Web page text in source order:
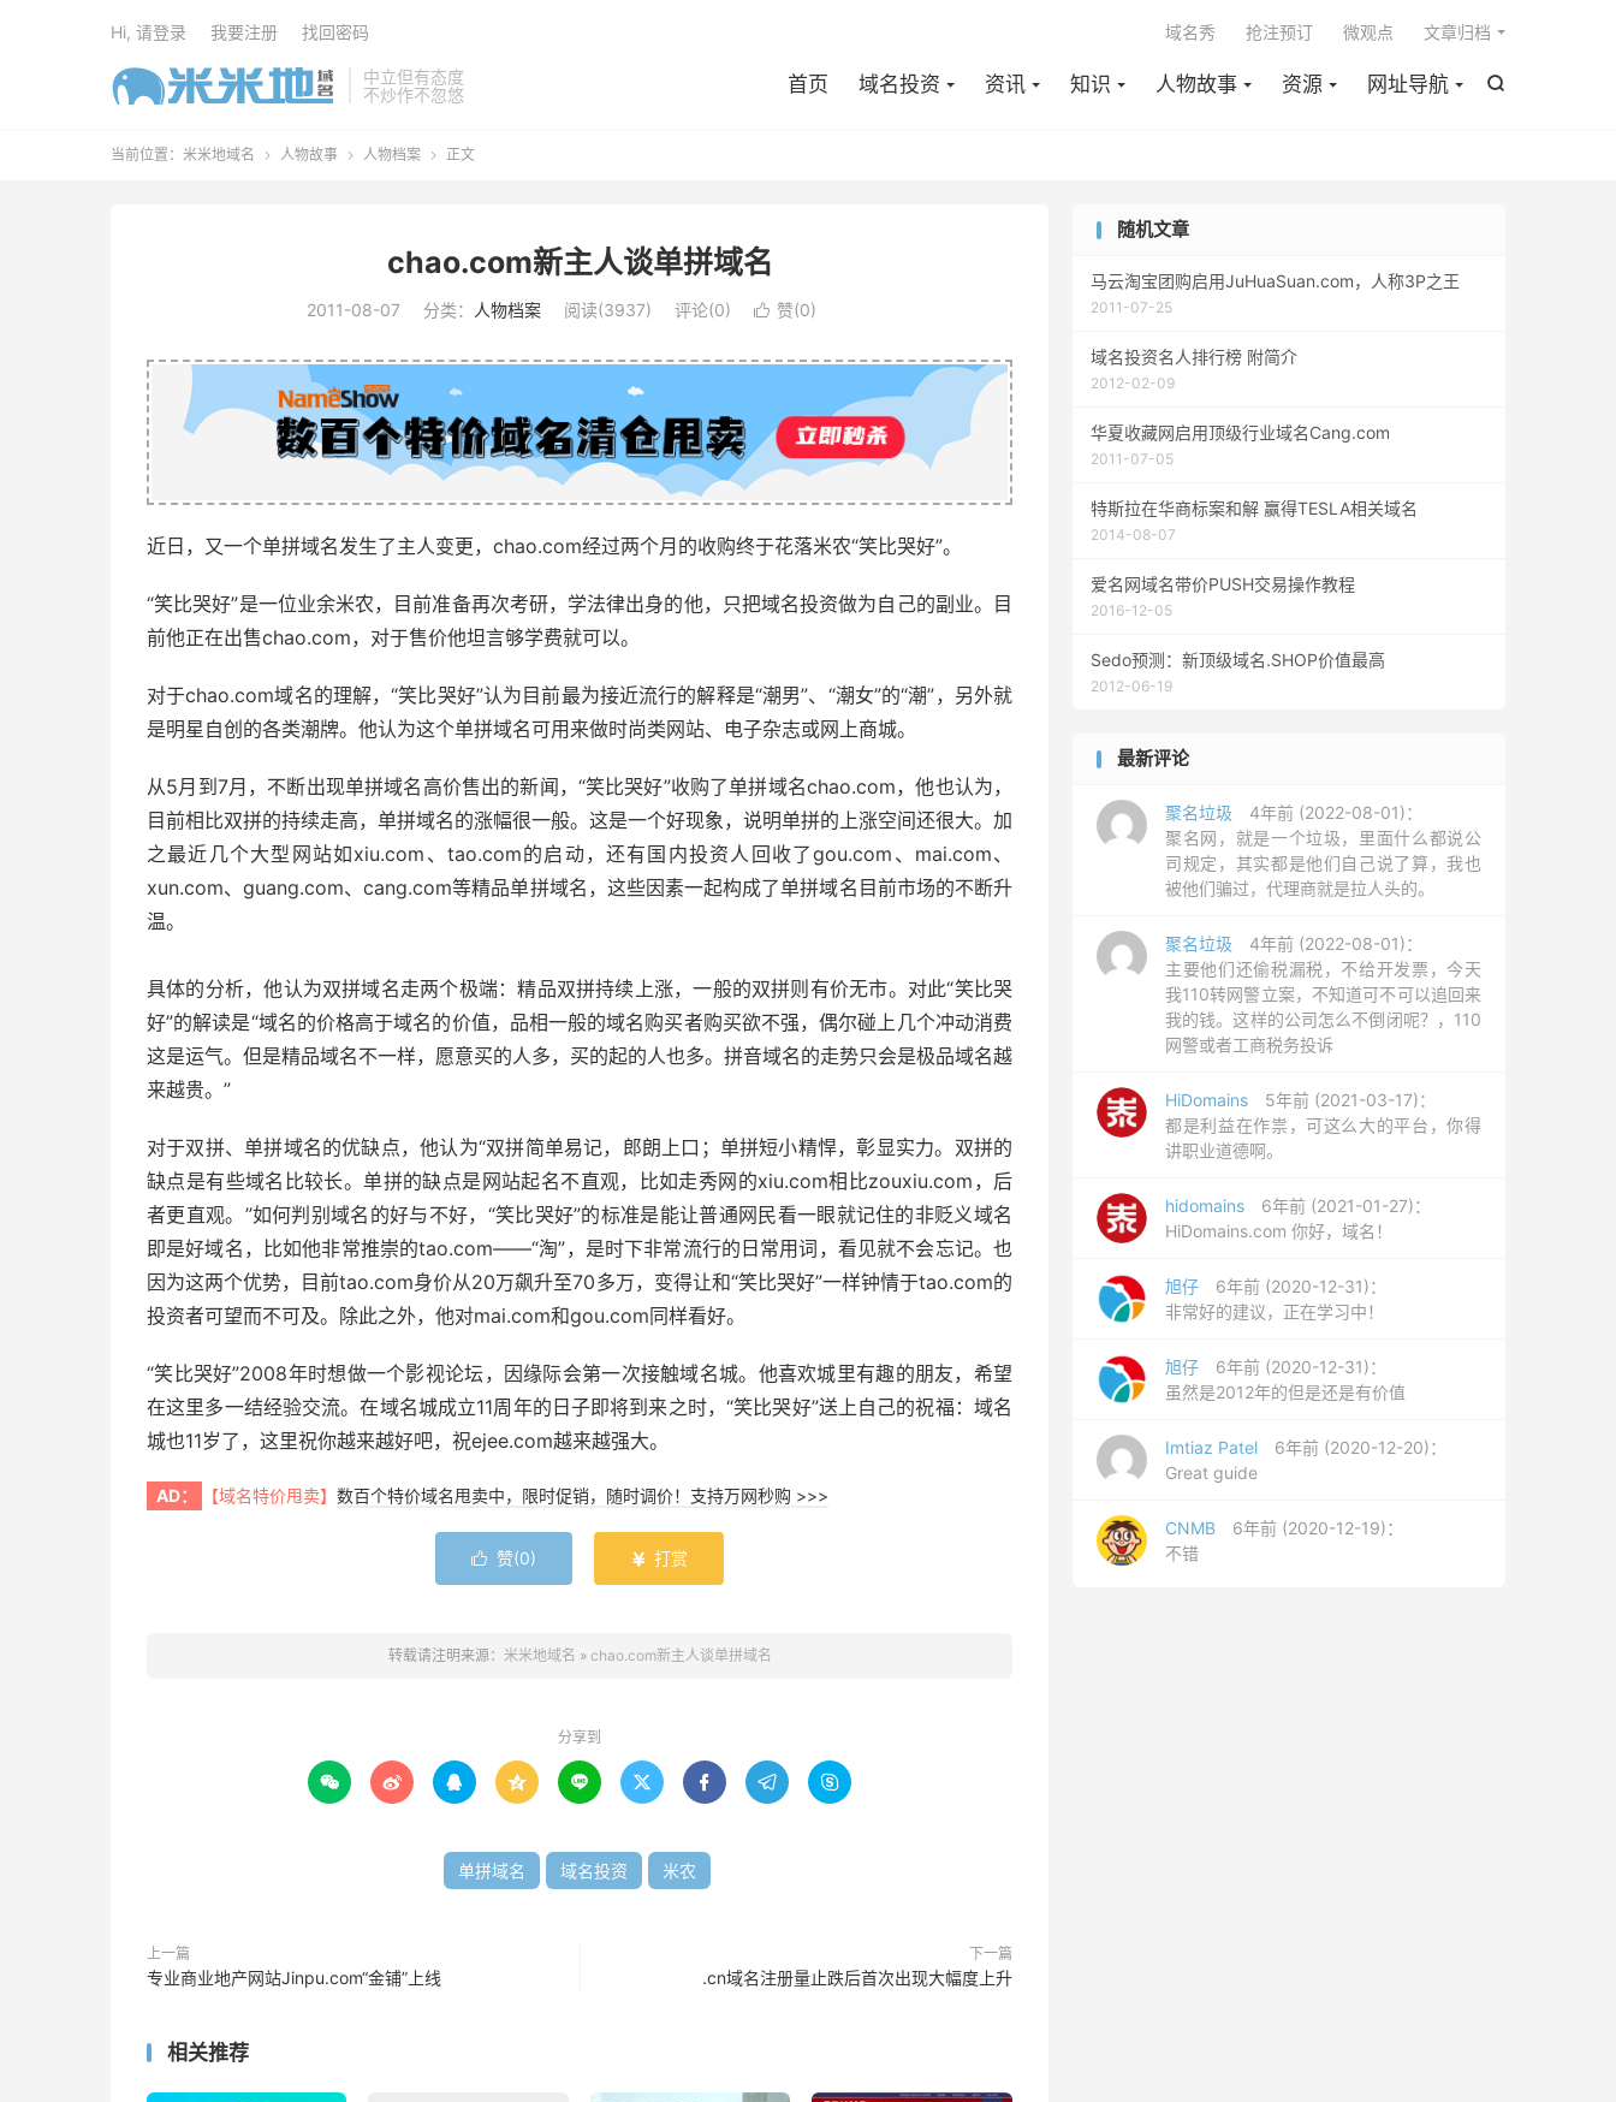
中立但有态度
不炒作不忽悠

首页 域名投资 资讯 知识 人物故事 资源 网址导航
域名秀 抢注预订 微观点 文章归档
Hi, 请登录 我要注册 找回密码
当前位置： 米米地域名  人物故事  人物档案  正文
chao.com新主人谈单拼域名
2011-08-07 分类： 人物档案 阅读(3937) 评论(0)  赞(0)
近日，又一个单拼域名发生了主人变更，chao.com经过两个月的收购终于花落米农“笑比哭好”。
“笑比哭好”是一位业余米农，目前准备再次考研，学法律出身的他，只把域名投资做为自己的副业。目
前他正在出售chao.com，对于售价他坦言够学费就可以。
对于chao.com域名的理解，“笑比哭好”认为目前最为接近流行的解释是“潮男”、“潮女”的“潮”，另外就
是明星自创的各类潮牌。他认为这个单拼域名可用来做时尚类网站、电子杂志或网上商城。
从5月到7月，不断出现单拼域名高价售出的新闻，“笑比哭好”收购了单拼域名chao.com，他也认为，
目前相比双拼的持续走高，单拼域名的涨幅很一般。这是一个好现象，说明单拼的上涨空间还很大。加
之最近几个大型网站如xiu.com、tao.com的启动，还有国内投资人回收了gou.com、mai.com、
xun.com、guang.com、cang.com等精品单拼域名，这些因素一起构成了单拼域名目前市场的不断升
温。
具体的分析，他认为双拼域名走两个极端：精品双拼持续上涨，一般的双拼则有价无市。对此“笑比哭
好”的解读是“域名的价格高于域名的价值，品相一般的域名购买者购买欲不强，偶尔碰上几个冲动消费
这是运气。但是精品域名不一样，愿意买的人多，买的起的人也多。拼音域名的走势只会是极品域名越
来越贵。”
对于双拼、单拼域名的优缺点，他认为“双拼简单易记，郎朗上口；单拼短小精悍，彰显实力。双拼的
缺点是有些域名比较长。单拼的缺点是网站起名不直观，比如走秀网的xiu.com相比zouxiu.com，后
者更直观。”如何判别域名的好与不好，“笑比哭好”的标准是能让普通网民看一眼就记住的非贬义域名
即是好域名，比如他非常推崇的tao.com——“淘”，是时下非常流行的日常用词，看见就不会忘记。也
因为这两个优势，目前tao.com身价从20万飙升至70多万，变得让和“笑比哭好”一样钟情于tao.com的
投资者可望而不可及。除此之外，他对mai.com和gou.com同样看好。
“笑比哭好”2008年时想做一个影视论坛，因缘际会第一次接触域名城。他喜欢城里有趣的朋友，希望
在这里多一结经验交流。在域名城成立11周年的日子即将到来之时，“笑比哭好”送上自己的祝福：域名
城也11岁了，这里祝你越来越好吧，祝ejee.com越来越强大。
AD： 【域名特价甩卖】 数百个特价域名甩卖中，限时促销，随时调价！支持万网秒购 >>>
 赞(0)  打赏
转载请注明来源： 米米地域名 » chao.com新主人谈单拼域名
分享到
        
单拼域名 域名投资 米农
上一篇
专业商业地产网站Jinpu.com“金铺”上线
下一篇
.cn域名注册量止跌后首次出现大幅度上升
相关推荐
随机文章
马云淘宝团购启用JuHuaSuan.com，人称3P之王
2011-07-25
域名投资名人排行榜 附简介
2012-02-09
华夏收藏网启用顶级行业域名Cang.com
2011-07-05
特斯拉在华商标案和解 赢得TESLA相关域名
2014-08-07
爱名网域名带价PUSH交易操作教程
2016-12-05
Sedo预测：新顶级域名.SHOP价值最高
2012-06-19
最新评论
聚名垃圾
4年前 (2022-08-01)：
聚名网，就是一个垃圾，里面什么都说公
司规定，其实都是他们自己说了算，我也
被他们骗过，代理商就是拉人头的。
聚名垃圾
4年前 (2022-08-01)：
主要他们还偷税漏税，不给开发票，今天
我110转网警立案，不知道可不可以追回来
我的钱。这样的公司怎么不倒闭呢？，110
网警或者工商税务投诉
HiDomains
5年前 (2021-03-17)：
都是利益在作祟，可这么大的平台，你得
讲职业道德啊。
hidomains
6年前 (2021-01-27)：
HiDomains.com 你好，域名！
旭仔
6年前 (2020-12-31)：
非常好的建议，正在学习中！
旭仔
6年前 (2020-12-31)：
虽然是2012年的但是还是有价值
Imtiaz Patel
6年前 (2020-12-20)：
Great guide
CNMB
6年前 (2020-12-19)：
不错